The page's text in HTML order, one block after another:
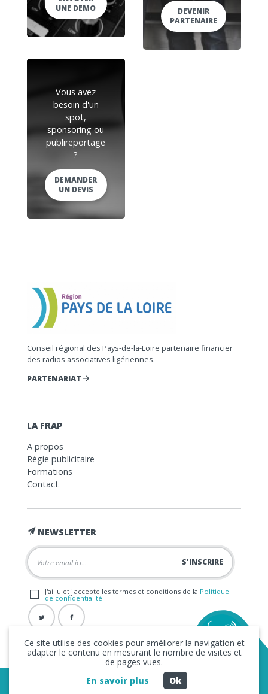
UNE DEMO
DEVENIR
PARTENAIRE
Vous avez
besoin d'un
spot,
sponsoring ou
publireportage
?
DEMANDER
UN DEVIS
Conseil régional des Pays-de-la-Loire partenaire financier
des radios associatives ligériennes.
PARTENARIAT
LA FRAP
A propos
Régie publicitaire
Formations
Contact
NEWSLETTER
J'ai lu et j'accepte les termes et conditions de la Politique
de confidentialité
Copyright © 2026 La FRAP -Mentions légales
Ce site utilise des cookies pour améliorer la navigation et
adapter le contenu en mesurant le nombre de visites et
de pages vues.
En savoir plus
Ok